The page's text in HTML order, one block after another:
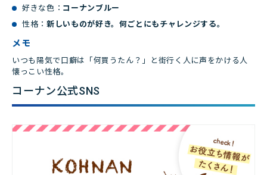
好きな色： コーナンブルー
性格： 新しいものが好き。何ごとにもチャレンジする。
メモ
いつも陽気で口癖は「何買うたん？」と街行く人に声をかける人
懐っこい性格。
コーナン公式SNS